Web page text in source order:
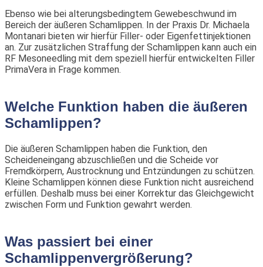
Ebenso wie bei alterungsbedingtem Gewebeschwund im
Bereich der äußeren Schamlippen. In der Praxis Dr. Michaela
Montanari bieten wir hierfür Filler- oder Eigenfettinjektionen
an. Zur zusätzlichen Straffung der Schamlippen kann auch ein
RF Mesoneedling mit dem speziell hierfür entwickelten Filler
PrimaVera in Frage kommen.
Welche Funktion haben die äußeren
Schamlippen?
Die äußeren Schamlippen haben die Funktion, den
Scheideneingang abzuschließen und die Scheide vor
Fremdkörpern, Austrocknung und Entzündungen zu schützen.
Kleine Schamlippen können diese Funktion nicht ausreichend
erfüllen. Deshalb muss bei einer Korrektur das Gleichgewicht
zwischen Form und Funktion gewahrt werden.
Was passiert bei einer
Schamlippenvergrößerung?